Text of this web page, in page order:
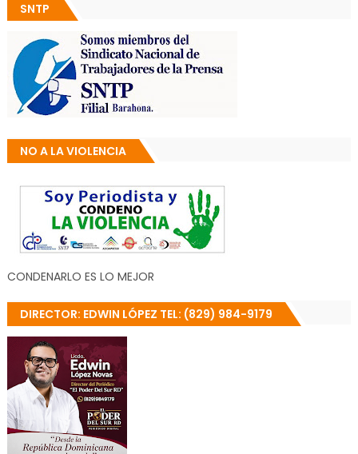
SNTP
NO A LA VIOLENCIA
CONDENARLO ES LO MEJOR
DIRECTOR: EDWIN LÓPEZ TEL: (829) 984-9179